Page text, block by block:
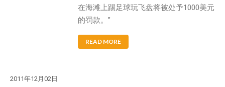
在海滩上踢足球玩飞盘将被处予1000美元
的罚款。”
READ MORE
2011年12月02日